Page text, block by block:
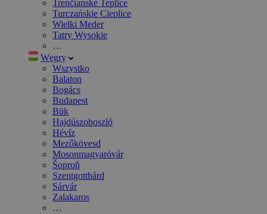
Trenčianské Teplice
Turczańskie Cieplice
Wielki Meder
Tatry Wysokie
…
Węgry
Wszystko
Balaton
Bogács
Budapest
Bük
Hajdúszoboszló
Hévíz
Mezőkövesd
Mosonmagyaróvár
Šoproň
Szentgotthárd
Sárvár
Zalakaros
…